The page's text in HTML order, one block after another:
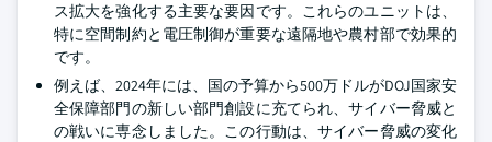
ス拡大を強化する主要な要因です。これらのユニットは、
特に空間制約と電圧制御が重要な遠隔地や農村部で効果的
です。
例えば、2024年には、国の予算から500万ドルがDOJ国家安
全保障部門の新しい部門創設に充てられ、サイバー脅威と
の戦いに専念しました。この行動は、サイバー脅威の変化